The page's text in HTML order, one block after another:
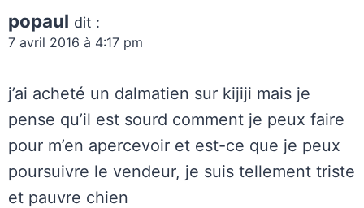
popaul dit :
7 avril 2016 à 4:17 pm
j’ai acheté un dalmatien sur kijiji mais je
pense qu’il est sourd comment je peux faire
pour m’en apercevoir et est-ce que je peux
poursuivre le vendeur, je suis tellement triste
et pauvre chien